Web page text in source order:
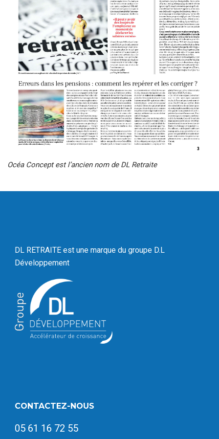
Océa Concept est l’ancien nom de DL Retraite
DL RETRAITE est une marque du groupe D.L
Développement
CONTACTEZ-NOUS
05 61 16 72 55